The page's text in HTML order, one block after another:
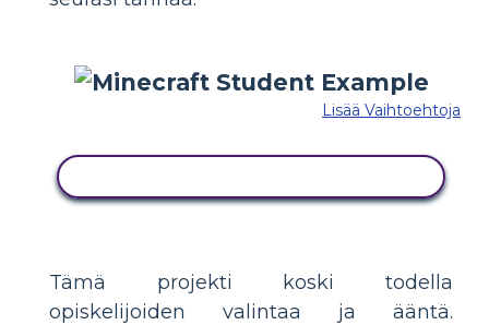
Lisää Vaihtoehtoja
Tämä projekti koski todella
opiskelijoiden valintaa ja ääntä.